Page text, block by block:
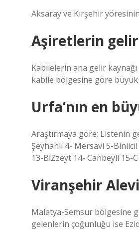
Aksaray ve Kırşehir
Aşiretlerin gelir
Kabilelerin ana gelir
kabile bölgesine göre
Urfa’nın en
Araştırmaya göre; Listenin
Şeyhanlı 4- Mersavi 5-
13-BİZzeyt 14- Canbeyli
Viranşehir
Malatya-Semsur bölgesine
gelenlerin çoğunluğu ise